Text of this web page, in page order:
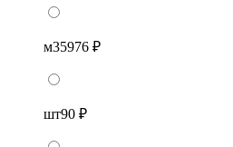
м35976 ₽
шт90 ₽